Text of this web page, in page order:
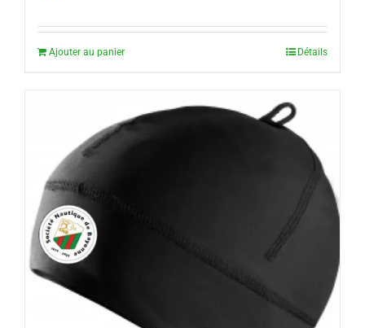
Ajouter au panier Détails